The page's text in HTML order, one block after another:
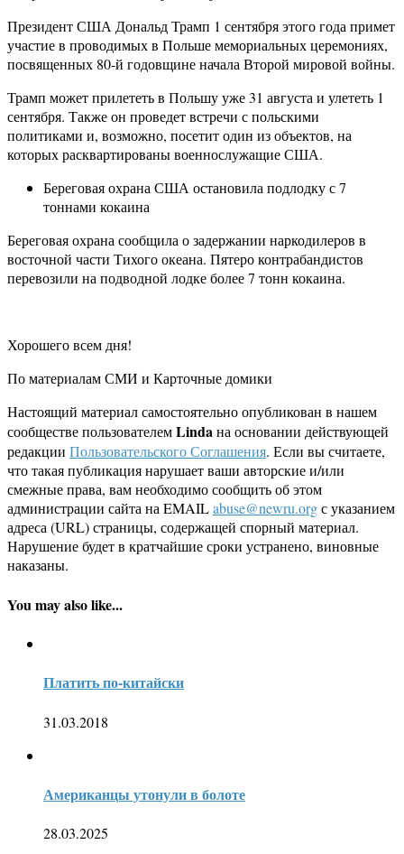
Президент США Дональд Трамп 1 сентября этого года примет
участие в проводимых в Польше мемориальных церемониях,
посвященных 80-й годовщине начала Второй мировой войны.
Трамп может прилететь в Польшу уже 31 августа и улететь 1
сентября. Также он проведет встречи с польскими
политиками и, возможно, посетит один из объектов, на
которых расквартированы военнослужащие США.
Береговая охрана США остановила подлодку с 7
тоннами кокаина
Береговая охрана сообщила о задержании наркодилеров в
восточной части Тихого океана. Пятеро контрабандистов
перевозили на подводной лодке более 7 тонн кокаина.
Хорошего всем дня!
По материалам СМИ и Карточные домики
Настоящий материал самостоятельно опубликован в нашем
сообществе пользователемLindaна основании действующей
редакции Пользовательского Соглашения. Если вы считаете,
что такая публикация нарушает ваши авторские и/или
смежные права, вам необходимо сообщить об этом
администрации сайта на EMAILabuse@newru.orgс указанием
адреса (URL) страницы, содержащей спорный материал.
Нарушение будет в кратчайшие сроки устранено, виновные
наказаны.
You may also like...
Платить по-китайски
31.03.2018
Американцы утонули в болоте
28.03.2025